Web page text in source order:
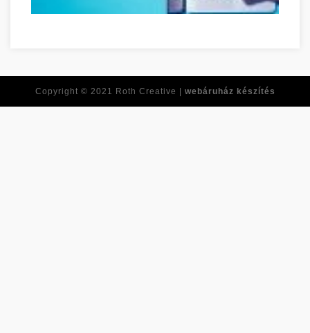
Copyright © 2021 Roth Creative | webáruház készítés